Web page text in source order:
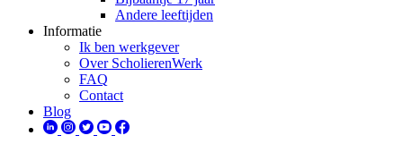
Andere leeftijden
Informatie
Ik ben werkgever
Over ScholierenWerk
FAQ
Contact
Blog